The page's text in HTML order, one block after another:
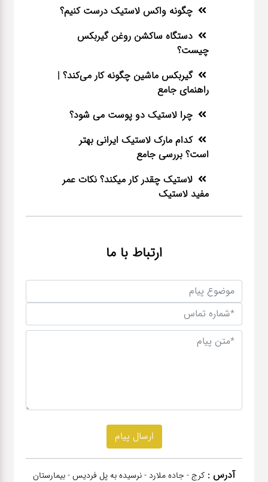
چگونه واکس لاستیک درست کنیم؟
دستگاه ساکشن روغن گیربکس
چیست؟
گیربکس ماشین چگونه کار می‌کند؟ |
راهنمای جامع
چرا لاستیک دو پوست می شود؟
کدام مارک لاستیک ایرانی بهتر
است؟ بررسی جامع
لاستیک چقدر کار میکند؟ نکات عمر
مفید لاستیک
ارتباط با ما
آدرس : کرج - جاده ملارد - نرسیده به پل فردیس - بیمارستان